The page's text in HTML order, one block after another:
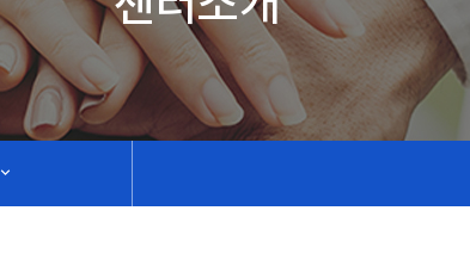
expand_more